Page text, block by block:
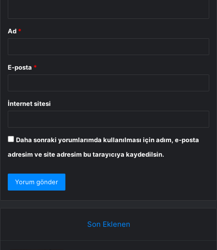
Ad *
E-posta *
İnternet sitesi
Daha sonraki yorumlarımda kullanılması için adım, e-posta
adresim ve site adresim bu tarayıcıya kaydedilsin.
Son Eklenen